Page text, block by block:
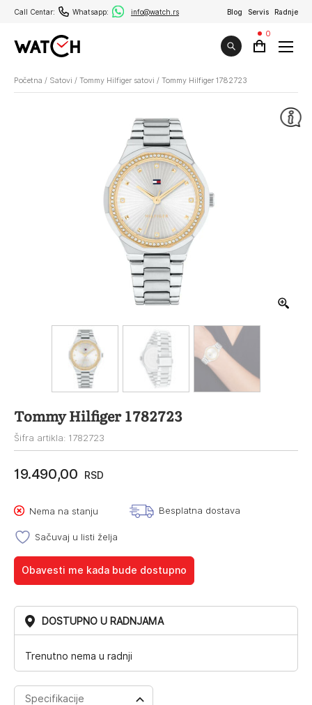
Call Centar: Whatsapp: info@watch.rs Blog Servis Radnje
0
Početna / Satovi / Tommy Hilfiger satovi / Tommy Hilfiger 1782723
Tommy Hilfiger 1782723
Šifra artikla: 1782723
19.490,00 RSD
Nema na stanju Besplatna dostava
Sačuvaj u listi želja
Obavesti me kada bude dostupno
DOSTUPNO U RADNJAMA
Trenutno nema u radnji
Specifikacije